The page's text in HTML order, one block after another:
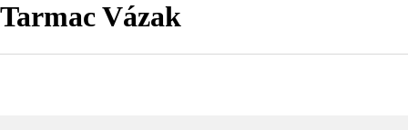
Tarmac Vázak